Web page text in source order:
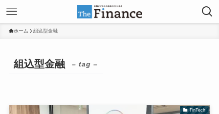
ホーム 組込型金融
組込型金融 – tag –
FinTech